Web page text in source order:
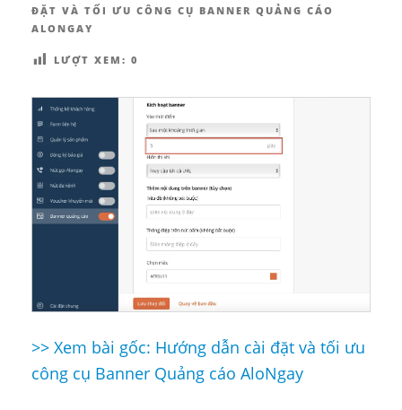
TRONG
ĐẶT VÀ TỐI ƯU CÔNG CỤ BANNER QUẢNG CÁO
ALONGAY
LƯỢT XEM: 0
Điều
hướng
>> Xem bài gốc: Hướng dẫn cài đặt và tối ưu
công cụ Banner Quảng cáo AloNgay